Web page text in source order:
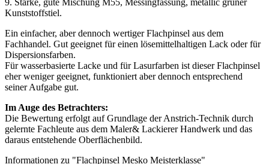
Kunststoffstiel.
Ein einfacher, aber dennoch wertiger Flachpinsel aus dem
Fachhandel. Gut geeignet für einen lösemittelhaltigen Lack oder für
Dispersionsfarben.
Für wasserbasierte Lacke und für Lasurfarben ist dieser Flachpinsel
eher weniger geeignet, funktioniert aber dennoch entsprechend
seiner Aufgabe gut.
Im Auge des Betrachters:
Die Bewertung erfolgt auf Grundlage der Anstrich-Technik durch
gelernte Fachleute aus dem Maler& Lackierer Handwerk und das
daraus entstehende Oberflächenbild.
Informationen zu "Flachpinsel Mesko Meisterklasse"